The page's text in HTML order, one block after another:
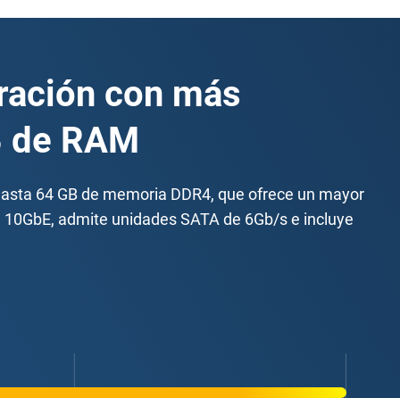
con más
RAM
64 GB de memoria DDR4, que ofrece un mayor
admite unidades SATA de 6Gb/s e incluye